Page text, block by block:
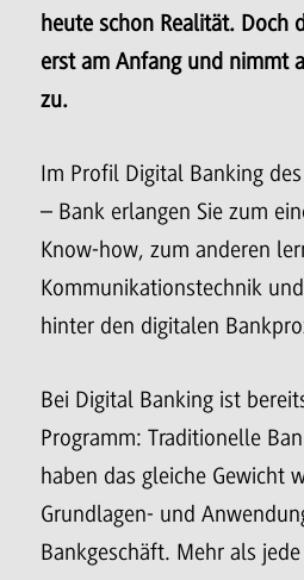
heute schon Realität. Doch
erst am Anfang und nimmt
zu.
Im Profil Digital Banking
– Bank erlangen Sie zum
Know-how, zum anderen
Kommunikationstechnik
hinter den digitalen
Bei Digital Banking ist
Programm: Traditionelle
haben das gleiche Gewicht
Grundlagen- und
Bankgeschäft. Mehr als